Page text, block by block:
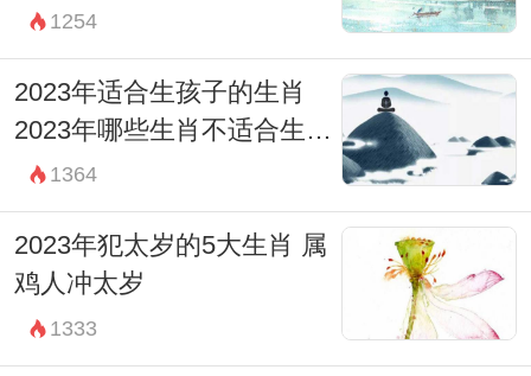
1254
2023年适合生孩子的生肖
2023年哪些生肖不适合生孩
子 1364
2023年犯太岁的5大生肖 属
鸡人冲太岁
1333